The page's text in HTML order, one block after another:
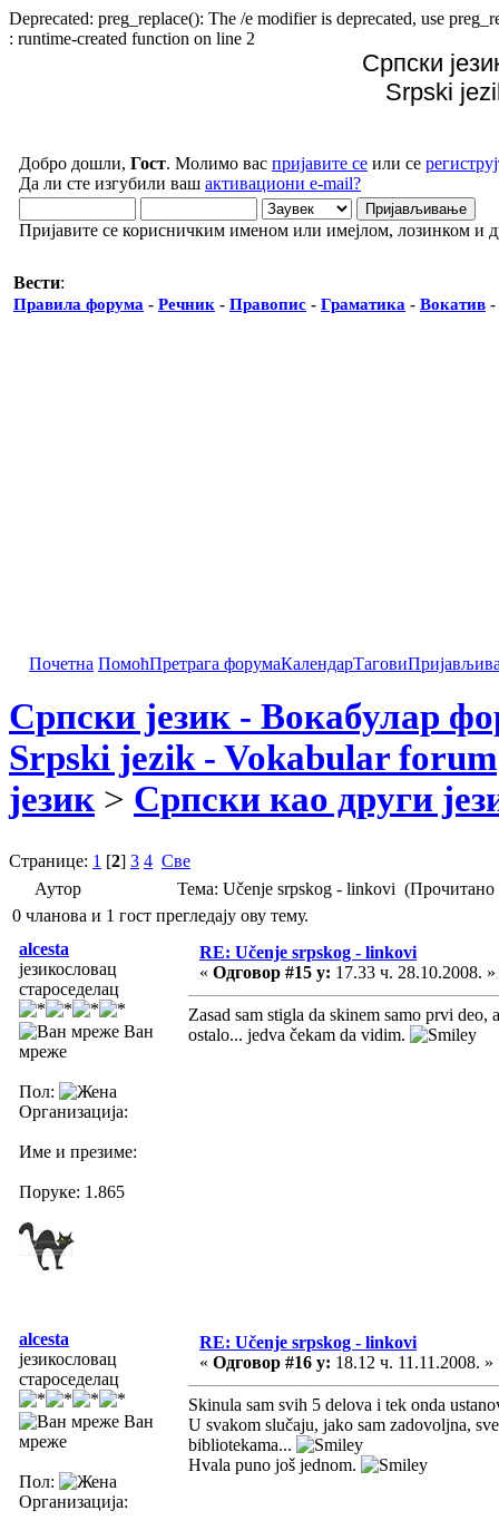
Deprecated: preg_replace(): The /e modifier is deprecated, use
: runtime-created function on line 2
Српски
Srpski
Добро дошли, Гост. Молимо вас пријавите се или се
Да ли сте изгубили ваш активациони e-mail?
Пријавите се корисничким именом или имејлом, лозинком и
Вести:
Правила форума - Речник - Правопис - Граматика - Вокатив -
Почетна ПомоћПретрага форумаКалендарТагови
Српски језик - Вокабулар
Srpski jezik - Vokabular forum
језик > Српски као други
Странице: 1 [2] 3 4 Све
Аутор
Тема: Učenje srpskog - linkovi (Прочитано
0 чланова и 1 гост прегледају ову тему.
alcesta
језикословац
староседелац
Ван
мреже
Пол:
Организација:
Име и презиме:
Поруке: 1.865
RE: Učenje srpskog - linkovi
« Одговор #15 у: 17.33 ч. 28.10.2008. »
Zasad sam stigla da skinem samo prvi
ostalo... jedva čekam da vidim.
alcesta
језикословац
староседелац
Ван
мреже
Пол:
Организација:
RE: Učenje srpskog - linkovi
« Одговор #16 у: 18.12 ч. 11.11.2008. »
Skinula sam svih 5 delova i tek onda
U svakom slučaju, jako sam zadovoljna,
bibliotekama...
Hvala puno još jednom.